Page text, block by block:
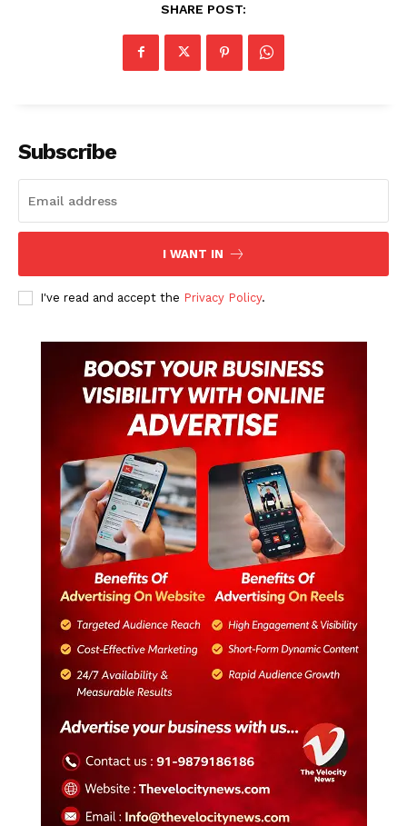
SHARE POST:
Subscribe
I WANT IN
I've read and accept the Privacy Policy.